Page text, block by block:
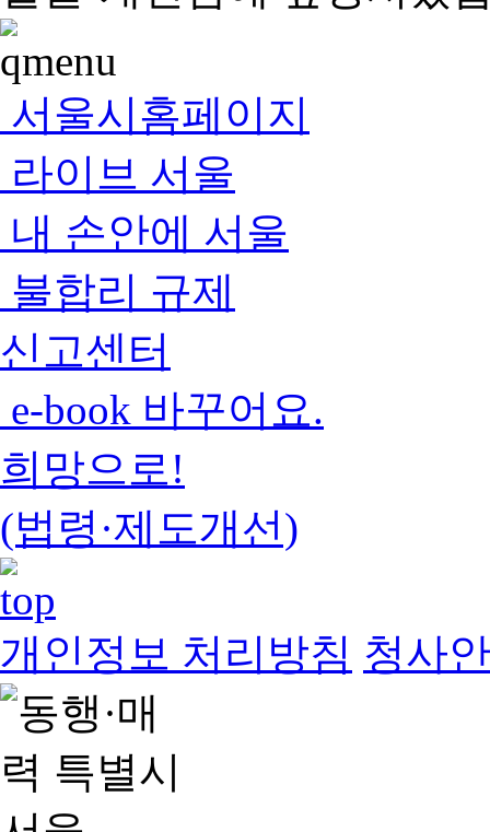
서울시홈페이지
라이브 서울
내 손안에 서울
불합리 규제
신고센터
e-book 바꾸어요.
희망으로!
(법령·제도개선)
개인정보 처리방침 청사